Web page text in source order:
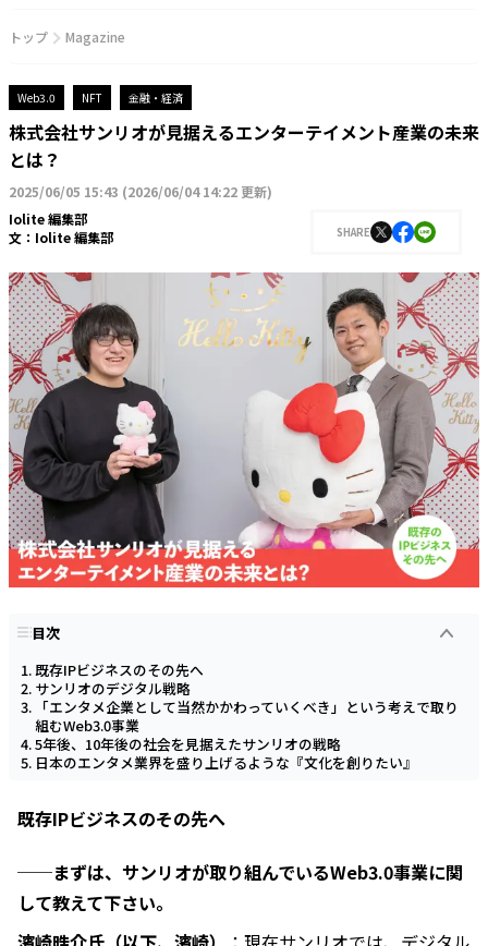
トップ Magazine
Web3.0 NFT 金融・経済
株式会社サンリオが見据えるエンターテイメント産業の未来
とは？
2025/06/05 15:43 (2026/06/04 14:22 更新)
Iolite 編集部
文： Iolite 編集部 SHARE
目次
既存IPビジネスのその先へ
サンリオのデジタル戦略
「エンタメ企業として当然かかわっていくべき」という考えで取り
組むWeb3.0事業
5年後、10年後の社会を見据えたサンリオの戦略
日本のエンタメ業界を盛り上げるような『文化を創りたい』
既存IPビジネスのその先へ
──まずは、サンリオが取り組んでいるWeb3.0事業に関
して教えて下さい。